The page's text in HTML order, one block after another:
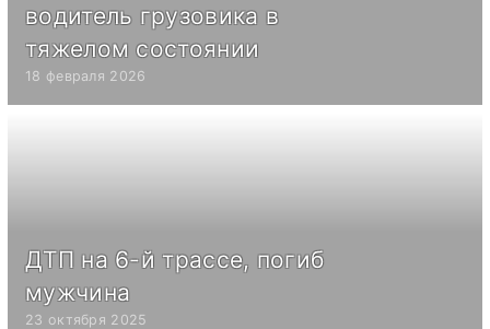
водитель грузовика в
тяжелом состоянии
18 февраля 2026
ДТП на 6-й трассе, погиб
мужчина
23 октября 2025